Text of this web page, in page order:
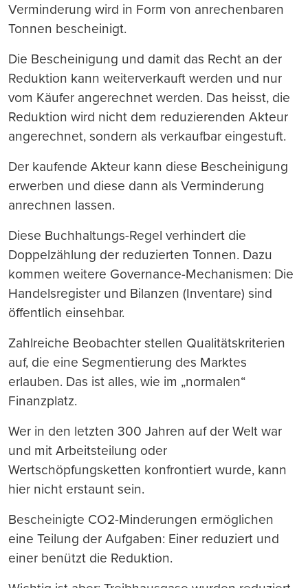
Verminderung wird in Form von anrechenbaren
Tonnen bescheinigt.
Die Bescheinigung und damit das Recht an der
Reduktion kann weiterverkauft werden und nur
vom Käufer angerechnet werden. Das heisst, die
Reduktion wird nicht dem reduzierenden Akteur
angerechnet, sondern als verkaufbar eingestuft.
Der kaufende Akteur kann diese Bescheinigung
erwerben und diese dann als Verminderung
anrechnen lassen.
Diese Buchhaltungs-Regel verhindert die
Doppelzählung der reduzierten Tonnen. Dazu
kommen weitere Governance-Mechanismen: Die
Handelsregister und Bilanzen (Inventare) sind
öffentlich einsehbar.
Zahlreiche Beobachter stellen Qualitätskriterien
auf, die eine Segmentierung des Marktes
erlauben. Das ist alles, wie im „normalen“
Finanzplatz.
Wer in den letzten 300 Jahren auf der Welt war
und mit Arbeitsteilung oder
Wertschöpfungsketten konfrontiert wurde, kann
hier nicht erstaunt sein.
Bescheinigte CO2-Minderungen ermöglichen
eine Teilung der Aufgaben: Einer reduziert und
einer benützt die Reduktion.